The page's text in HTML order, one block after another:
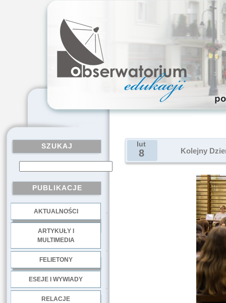
SZUKAJ
PUBLIKACJE
AKTUALNOŚCI
ARTYKUŁY I
MULTIMEDIA
FELIETONY
ESEJE I WYWIADY
RELACJE
lut
8 Kolejny